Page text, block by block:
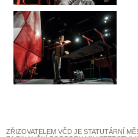
ZŘIZOVATELEM VČD JE STATUTÁRNÍ